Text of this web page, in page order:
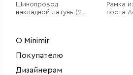
Шинопровод
накладной латунь (2м)
Рамка
поста
О Minimir
Покупателю
Дизайнерам